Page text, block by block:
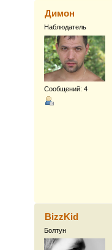
Димон
Наблюдатель
Сообщений: 4
BizzKid
Болтун